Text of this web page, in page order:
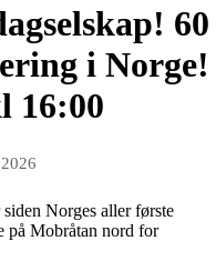
60
i Norge!
16:00
Norges aller første
på Mobråtan nord for